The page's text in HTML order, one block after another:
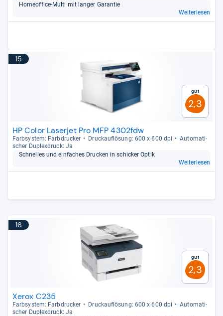
Home­of­fice-​Multi mit lan­ger Garan­tie
Weiterlesen
15
Gut
2,3
HP Color Laserjet Pro MFP 4302fdw
Farb­sys­tem: Farb­dru­cker Druck­auf­lö­sung: 600 x 600 dpi
Auto­ma­ti­
scher Duplex­druck: Ja
Schnel­les und ein­fa­ches Dru­cken in schi­cker Optik
Weiterlesen
16
Gut
2,3
Xerox C235
Farb­sys­tem: Farb­dru­cker Druck­auf­lö­sung: 600 x 600 dpi
Auto­ma­ti­
scher Duplex­druck: Ja